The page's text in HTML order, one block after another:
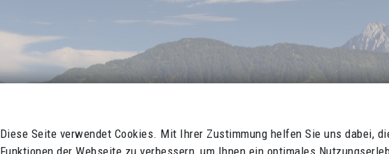
Diese Seite verwendet Cookies. Mit Ihrer Zustimmung helfen Sie uns dabei,